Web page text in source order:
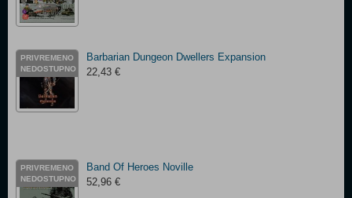
PRIVREMENO
NEDOSTUPNO
Barbarian Dungeon Dwellers Expansion
22,43 €
PRIVREMENO
NEDOSTUPNO
Band Of Heroes Noville
52,96 €